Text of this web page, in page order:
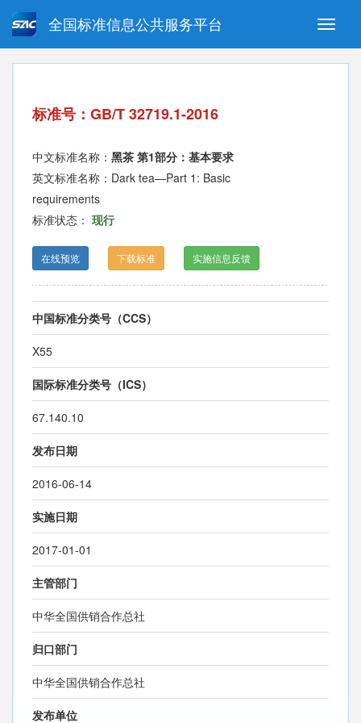
Toggle
全国标准信息公共服务平台
强制性国家标准 推荐性国家标准
指导性技术文件 (National standards in foreign
标准号：GB/T 32719.1-2016
中文标准名称： 黑茶 第1部分：基本要求
英文标准名称：Dark tea—Part 1: Basic
requirements
标准状态： 现行
在线预览 下载标准 实施信息反馈
中国标准分类号（CCS）
X55
国际标准分类号（ICS）
67.140.10
发布日期
2016-06-14
实施日期
2017-01-01
主管部门
中华全国供销合作总社
归口部门
中华全国供销合作总社
发布单位